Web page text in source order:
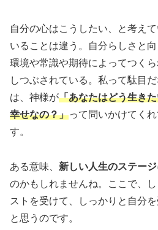
自分の心はこうしたい、と考え
いることは違う。自分らしさと
環境や常識や期待によってつく
しつぶされている。私って駄目
は、神様が「あなたはどう生き
幸せなの？」って問いかけてく
す。
ある意味、 新しい人生のステー
のかもしれませんね。ここで、
ストを受けて、しっかりと自分
と思うのです。